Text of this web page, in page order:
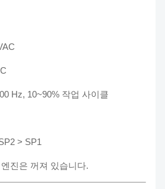
Hz, 10~90% 작업 사이클
> SP1
진은 꺼져 있습니다.